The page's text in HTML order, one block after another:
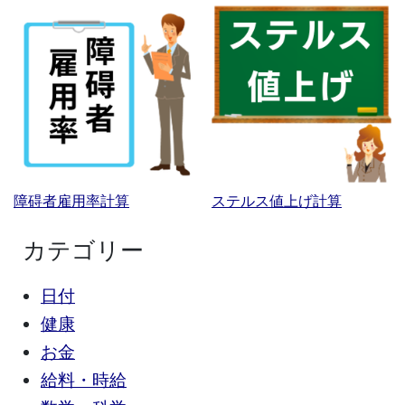
障碍者雇用率計算 ステルス値上げ計算
カテゴリー
日付
健康
お金
給料・時給